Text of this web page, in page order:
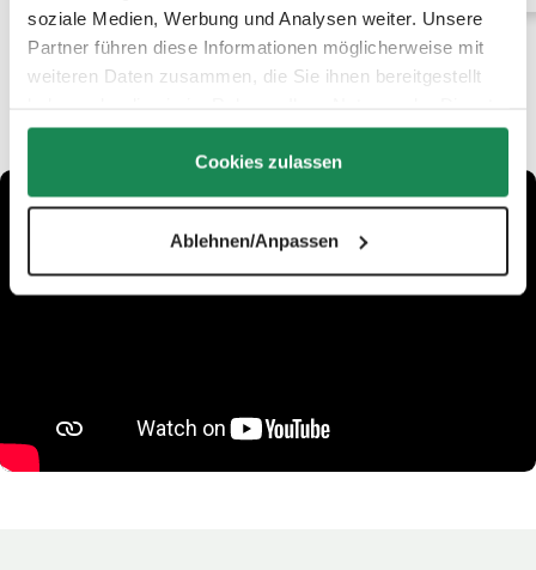
soziale Medien, Werbung und Analysen weiter. Unsere
Partner führen diese Informationen möglicherweise mit
weiteren Daten zusammen, die Sie ihnen bereitgestellt
gesammelt haben.
Cookies zulassen
Ablehnen/Anpassen